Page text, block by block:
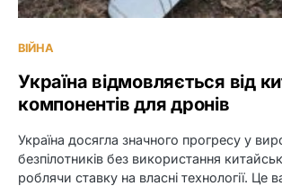
ВІЙНА
Україна відмовляється від
компонентів для дронів
Україна досягла значного прогресу у
безпілотників без використання
роблячи ставку на власні технології. Це